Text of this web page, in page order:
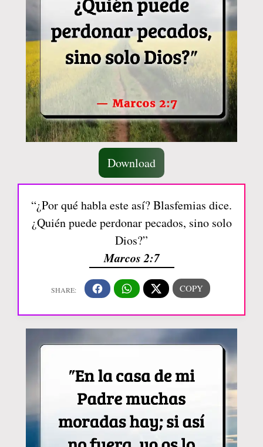
Download
“¿Por qué habla este así? Blasfemias dice.
¿Quién puede perdonar pecados, sino solo
Dios?”
Marcos 2:7